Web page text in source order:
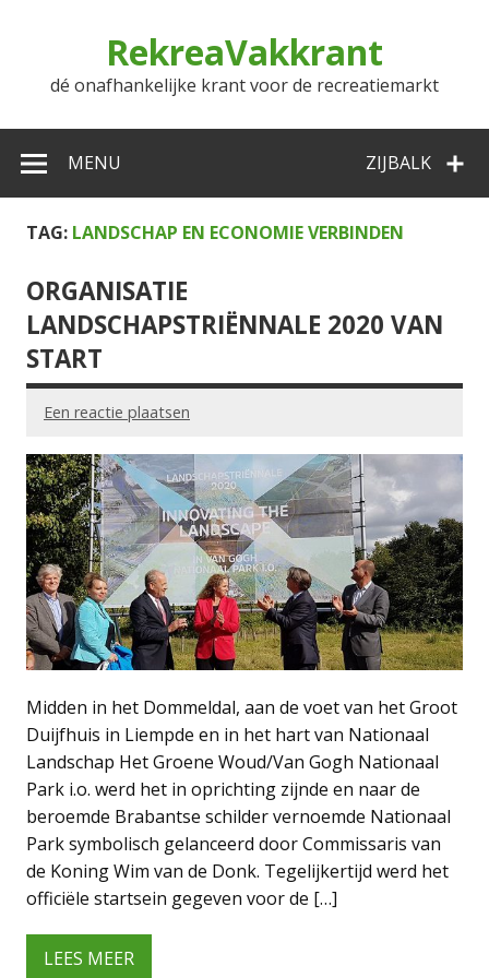
RekreaVakkrant
dé onafhankelijke krant voor de recreatiemarkt
ZIJBALK
MENU
TAG: LANDSCHAP EN ECONOMIE VERBINDEN
ORGANISATIE
LANDSCHAPSTRIËNNALE 2020 VAN
START
Een reactie plaatsen
Midden in het Dommeldal, aan de voet van het Groot
Duijfhuis in Liempde en in het hart van Nationaal
Landschap Het Groene Woud/Van Gogh Nationaal
Park i.o. werd het in oprichting zijnde en naar de
beroemde Brabantse schilder vernoemde Nationaal
Park symbolisch gelanceerd door Commissaris van
de Koning Wim van de Donk. Tegelijkertijd werd het
officiële startsein gegeven voor de […]
LEES MEER